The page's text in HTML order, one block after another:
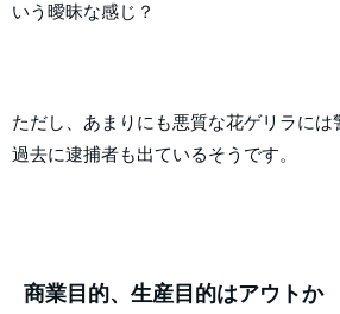
いう曖昧な感じ？
ただし、あまりにも悪質な花ゲリラには
過去に逮捕者も出ているそうです。
商業目的、生産目的はアウトか